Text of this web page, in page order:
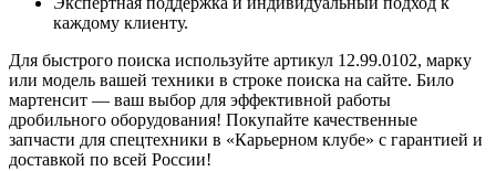
каждому клиенту.
Для быстрого поиска используйте артикул 12.99.0102, марку
или модель вашей техники в строке поиска на сайте. Било
мартенсит — ваш выбор для эффективной работы
дробильного оборудования! Покупайте качественные
запчасти для спецтехники в «Карьерном клубе» с гарантией и
доставкой по всей России!